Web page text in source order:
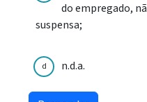
do empregado,
suspensa;
d n.d.a.